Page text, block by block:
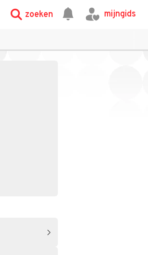
zoeken mijngids